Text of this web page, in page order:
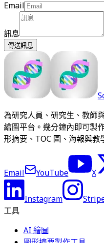
Email
訊息
傳送訊息
為研究人員、研究生、教師
繪圖平台。幾分鐘內即可製
形摘要、TOC 圖、海報與教
Email YouTube X
Instagram
工具
AI 繪圖